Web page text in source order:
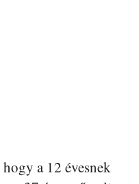
a 12 évesnek